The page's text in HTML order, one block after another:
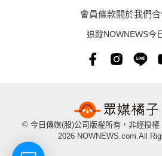
會員條款關於我們
追蹤NOWNEWS今
© 今日傳媒(股)公司版權所有，非經授
2026 NOWNEWS.com.All